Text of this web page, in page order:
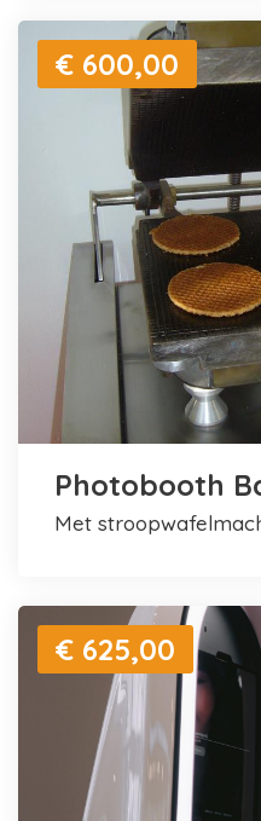
€ 600,00
Photobooth
met
€ 625,00